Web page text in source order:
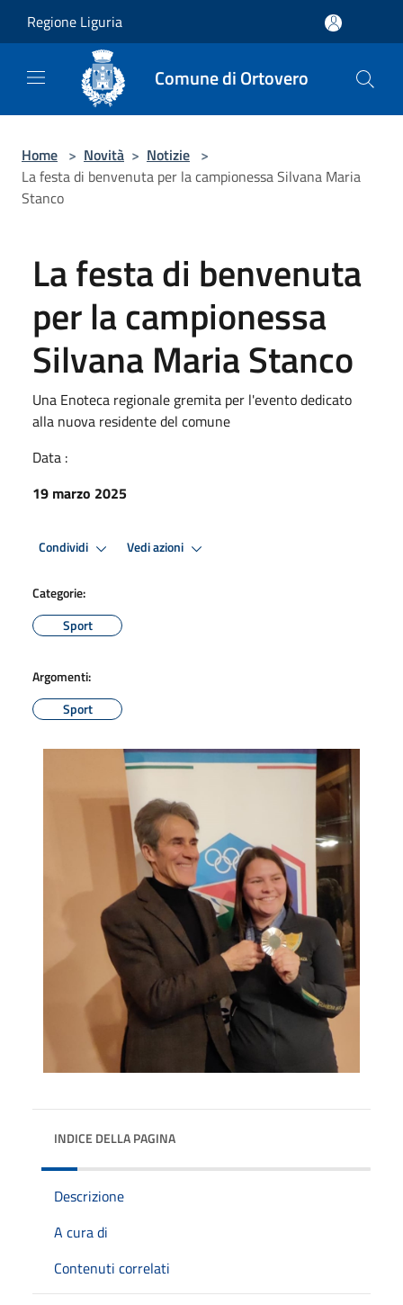
Regione Liguria
Comune di Ortovero
Home > Novità > Notizie >
La festa di benvenuta per la campionessa Silvana Maria
Stanco
La festa di benvenuta
per la campionessa
Silvana Maria Stanco
Una Enoteca regionale gremita per l'evento dedicato
alla nuova residente del comune
Data :
19 marzo 2025
Condividi Vedi azioni
Categorie:
Sport
Argomenti:
Sport
INDICE DELLA PAGINA
Descrizione
A cura di
Contenuti correlati